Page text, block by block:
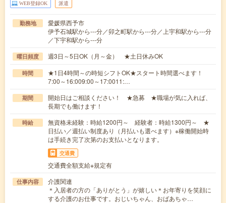
WEB登録OK 派遣
勤務地
愛媛県西予市
伊予石城駅から---分／卯之町駅から---分／上宇和駅から---分
／下宇和駅から---分
曜日頻度 週3日～5日OK（月～金） ★土日休みOK
時間
★1日4時間～の時短シフトOK★スタート時間選べます！
7:00～16:009:00～17:0011:…
期間
開始日はご相談ください！ ★急募 ★職場が気に入れば、
長期でも働けます！
時給
無資格未経験：時給1200円～ 経験者：時給1300円～ ★
日払い／週払い制度あり（月払いも選べます）※稼働開始時
は手続き完了次第のお支払いとなります。
交通費
交通費全額支給※規定有
仕事内容
介護関連
＊入居者の方の「ありがとう」が嬉しい＊お年寄りを笑顔に
する介護のお仕事です。おじいちゃん、おばあちゃ…